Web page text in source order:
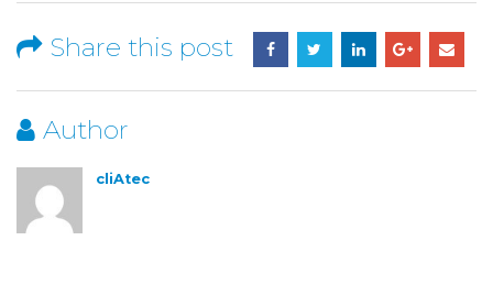
Share this post
Author
cliAtec